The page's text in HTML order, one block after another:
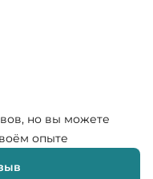
но вы можете
опыте